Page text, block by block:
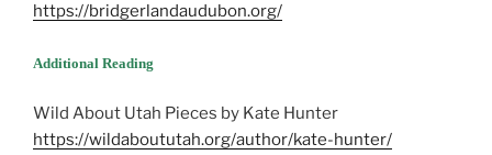
https://bridgerlandaudubon.org/
Additional Reading
Wild About Utah Pieces by Kate Hunter
https://wildaboututah.org/author/kate-hunter/